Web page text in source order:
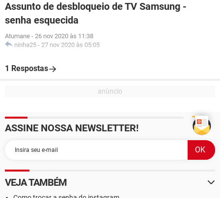
Assunto de desbloqueio de TV Samsung -
senha esquecida
Atumane - 26 nov 2020 às 11:38
ninha25 - 27 nov 2020 às 05:05
1 Respostas
ASSINE NOSSA NEWSLETTER!
VEJA TAMBÉM